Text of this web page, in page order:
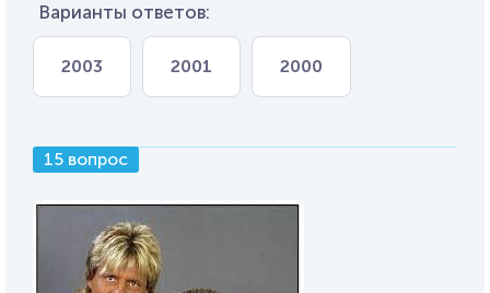
Варианты ответов:
2003 2001 2000
15 вопрос